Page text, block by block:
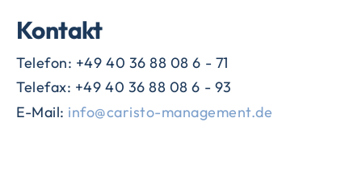
Kontakt
Telefon: +49 40 36 88 08 6 - 71
Telefax: +49 40 36 88 08 6 - 93
E-Mail: info@caristo-management.de